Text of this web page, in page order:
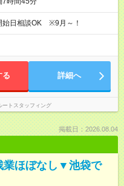
日相談OK ※9月～！
る 詳細へ
ートスタッフィング
掲載日：2026.08.04
業ほぼなし▼池袋で